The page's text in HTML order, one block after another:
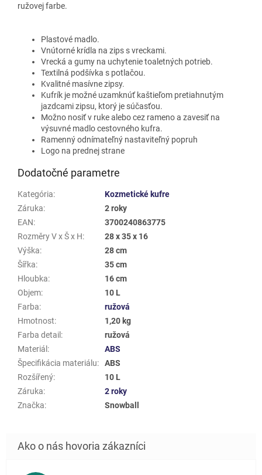
ružovej farbe.
Plastové madlo.
Vnútorné krídla na zips s vreckami.
Vrecká a gumy na uchytenie toaletných potrieb.
Textilná podšívka s potlačou.
Kvalitné masívne zipsy.
Kufrík je možné uzamknúť kaštieľom pretiahnutým
jazdcami zipsu, ktorý je súčasťou.
Možno nosiť v ruke alebo cez rameno a zavesiť na
výsuvné madlo cestovného kufra.
Ramenný odnímateľný nastaviteľný popruh
Logo na prednej strane
Dodatočné parametre
Kategória:
Kozmetické kufre
Záruka:
2 roky
EAN:
3700240863775
Rozměry V x Š x H:
28 x 35 x 16
Výška:
28 cm
Šířka:
35 cm
Hloubka:
16 cm
Objem:
10 L
Farba:
ružová
Hmotnost:
1,20 kg
Farba detail :
ružová
Materiál :
ABS
Špecifikácia materiálu:
ABS
Rozšířený:
10 L
Záruka:
2 roky
Značka: Snowball